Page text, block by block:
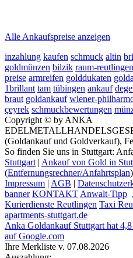
Alle Ankaufspreise anzeigen
inzahlung kaufen schmuck altin
goldmünzen bilzik raum-reutlingen
preise armreifen golddukaten
1brillant tam tübingen ankauf
braut goldankauf wiener-
çeyrek schmuckbewertungen
Copyright © by ANKA
(Goldankauf und Goldverkauf),
So finden Sie uns in Stuttgart:
Stuttgart | Ankauf von Gold in
(Entfernungsrechner/Anfahrtsplan)
Impressum | AGB |
banner KONTAKT Anwalt-Tipp
Kurierdienste Reutlingen Taxi
apartments-stuttgart.de
Anka Goldankauf Stuttgart hat 4,8
auf Google.com
Ihre Merkliste v. 07.08.2026